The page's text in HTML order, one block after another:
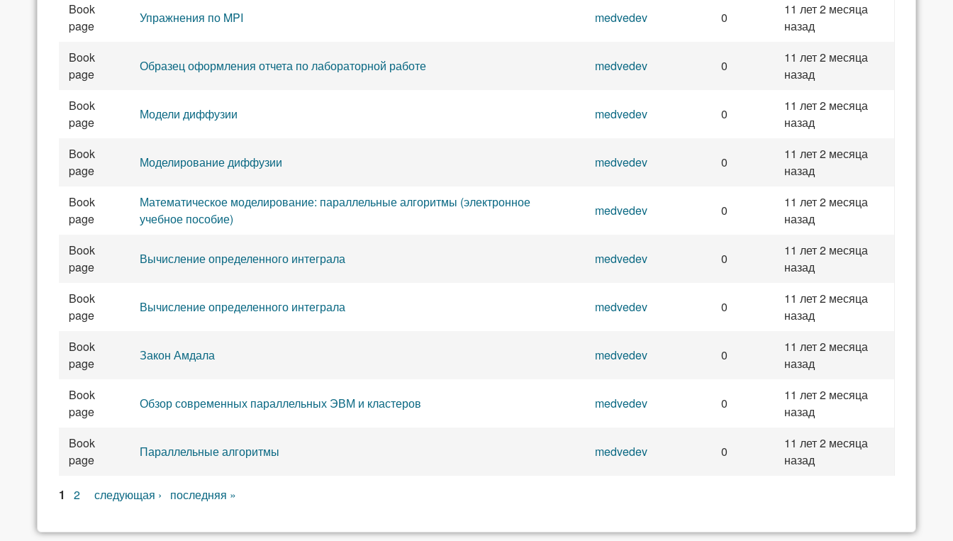
Book
page
Упражнения по MPI medvedev 0
11 лет 2 месяца
назад
Book
page
Образец оформления отчета по лабораторной работе medvedev 0
11 лет 2 месяца
назад
Book
page
Модели диффузии medvedev 0
11 лет 2 месяца
назад
Book
page
Моделирование диффузии medvedev 0
11 лет 2 месяца
назад
Book
page
Математическое моделирование: параллельные алгоритмы (электронное
учебное пособие)
medvedev 0
11 лет 2 месяца
назад
Book
page
Вычисление определенного интеграла medvedev 0
11 лет 2 месяца
назад
Book
page
Вычисление определенного интеграла medvedev 0
11 лет 2 месяца
назад
Book
page
Закон Амдала medvedev 0
11 лет 2 месяца
назад
Book
page
Обзор современных параллельных ЭВМ и кластеров medvedev 0
11 лет 2 месяца
назад
Book
page
Параллельные алгоритмы medvedev 0
11 лет 2 месяца
назад
Страницы
1 2 следующая › последняя »